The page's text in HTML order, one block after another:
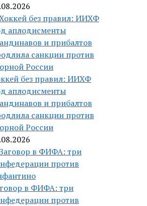
без правил: ИИХФ
аплодисменты
и прибалтов
санкции против
России
в ФИФА: три
против